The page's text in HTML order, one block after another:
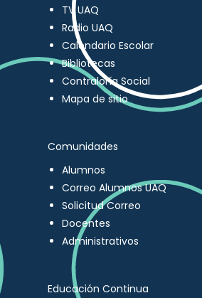
TV UAQ
Radio UAQ
Calendario Escolar
Bibliotecas
Contraloría Social
Mapa de sitio
Comunidades
Alumnos
Correo Alumnos UAQ
Solicitud Correo
Docentes
Administrativos
Educación Continua